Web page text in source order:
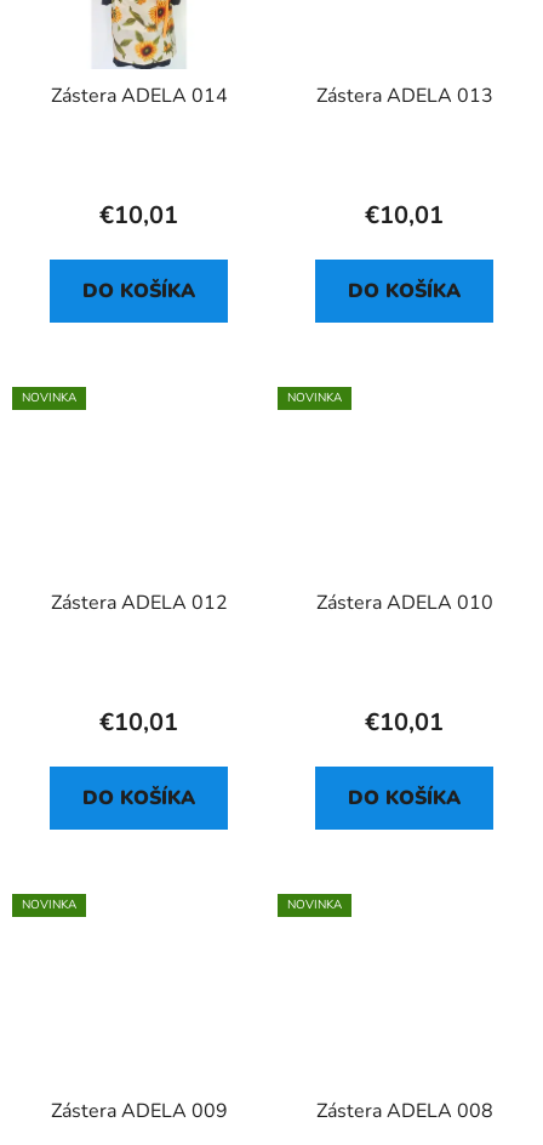
Zástera ADELA 014
€10,01
DO KOŠÍKA
Zástera ADELA 013
€10,01
DO KOŠÍKA
NOVINKA
Zástera ADELA 012
€10,01
DO KOŠÍKA
NOVINKA
Zástera ADELA 010
€10,01
DO KOŠÍKA
NOVINKA
Zástera ADELA 009
NOVINKA
Zástera ADELA 008